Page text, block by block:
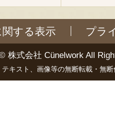
する表示 プラ
株式会社 Cünelwork All
キスト、画像等の無断転載・無